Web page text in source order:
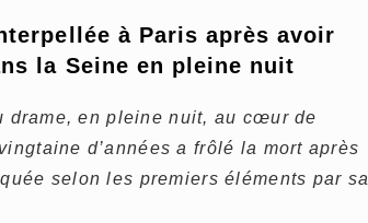
à Paris après avoir
la Seine en pleine nuit
drame, en pleine nuit, au cœur de
d’années a frôlé la mort après
selon les premiers éléments par sa